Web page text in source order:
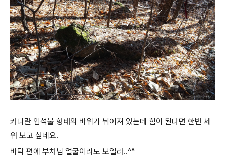
커다란 입석불 형태의 바위가 뉘어져 있는데 힘이 된다면 한번 세
워 보고 싶네요.
바닥 편에 부처님 얼굴이라도 보일라..^^